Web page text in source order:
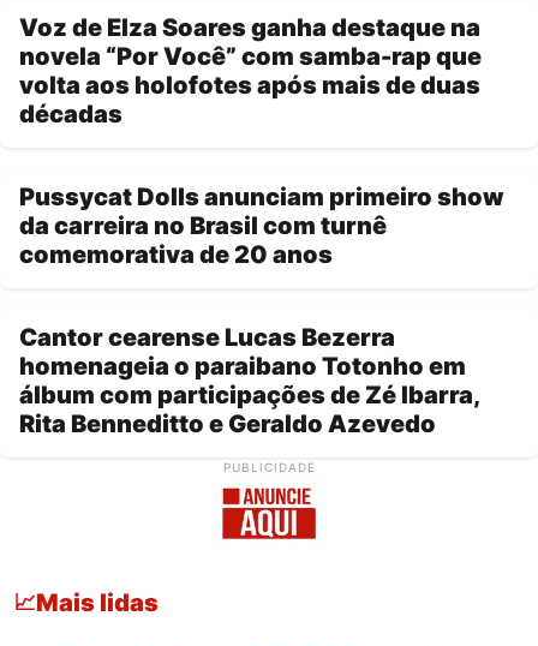
Voz de Elza Soares ganha destaque na
novela “Por Você” com samba-rap que
volta aos holofotes após mais de duas
décadas
Pussycat Dolls anunciam primeiro show
da carreira no Brasil com turnê
comemorativa de 20 anos
Cantor cearense Lucas Bezerra
homenageia o paraibano Totonho em
álbum com participações de Zé Ibarra,
Rita Benneditto e Geraldo Azevedo
PUBLICIDADE
📈Mais lidas